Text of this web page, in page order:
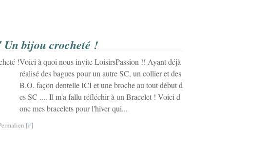
Un bijou crocheté !
Voici à quoi nous invite LoisirsPassion !! Ayant déjà
réalisé des bagues pour un autre SC, un collier et des
B.O. façon dentelle ICI et une broche au tout début d
es SC .... Il m'a fallu réfléchir à un Bracelet ! Voici d
onc mes bracelets pour l'hiver qui...
[#]